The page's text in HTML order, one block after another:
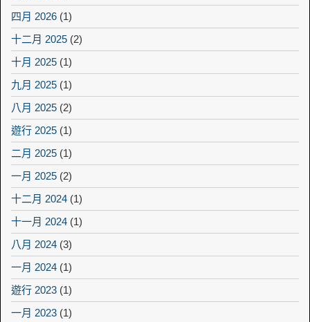
四月 2026 (1)
十二月 2025 (2)
十月 2025 (1)
九月 2025 (1)
八月 2025 (2)
遊行 2025 (1)
二月 2025 (1)
一月 2025 (2)
十二月 2024 (1)
十一月 2024 (1)
八月 2024 (3)
一月 2024 (1)
遊行 2023 (1)
一月 2023 (1)